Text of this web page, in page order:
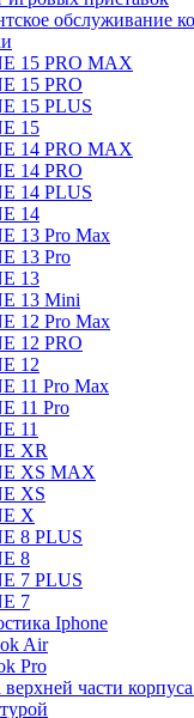
обслуживание
15 PRO MAX
15 PRO
15 PLUS
15
14 PRO MAX
14 PRO
14 PLUS
14
13 Pro Max
13 Pro
13
13 Mini
12 Pro Max
12 PRO
12
11 Pro Max
11 Pro
11
XR
XS MAX
XS
X
8 PLUS
8
7 PLUS
7
Iphone
Air
Pro
верхней части